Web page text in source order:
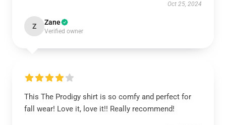
Oct 25, 2024
Z Zane
Verified owner
This The Prodigy shirt is so comfy and perfect for
fall wear! Love it, love it!! Really recommend!